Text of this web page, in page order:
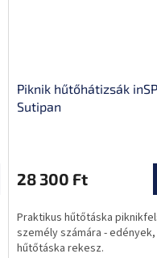
Piknik hűtőhátizsák
Sutipan
átlagos
értékelése
ből
0,0
csillag.
28 300 Ft
Praktikus hűtőtáska
személy számára -
hűtőtáska rekesz.